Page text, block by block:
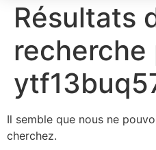
Résultats
recherche
Il semble que nous ne
cherchez.